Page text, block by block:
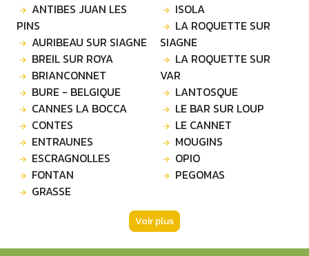
ANTIBES JUAN LES
PINS
AURIBEAU SUR SIAGNE
BREIL SUR ROYA
BRIANCONNET
BURE - BELGIQUE
CANNES LA BOCCA
CONTES
ENTRAUNES
ESCRAGNOLLES
FONTAN
GRASSE
ISOLA
LA ROQUETTE SUR
SIAGNE
LA ROQUETTE SUR
VAR
LANTOSQUE
LE BAR SUR LOUP
LE CANNET
MOUGINS
OPIO
PEGOMAS
Voir plus